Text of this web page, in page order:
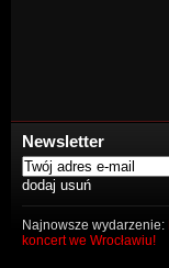
Newsletter
Najnowsze wydarzenie:
koncert we Wrocławiu!